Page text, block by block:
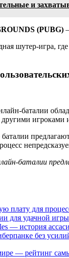
и
(PUBG)
шутер-игра,
баталии
баталии
плату для
для удачной
— история
без
— рейтинг